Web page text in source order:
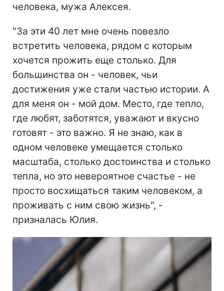
человека, мужа Алексея.
"За эти 40 лет мне очень повезло
встретить человека, рядом с которым
хочется прожить еще столько. Для
большинства он - человек, чьи
достижения уже стали частью истории. А
для меня он - мой дом. Место, где тепло,
где любят, заботятся, уважают и вкусно
готовят - это важно. Я не знаю, как в
одном человеке умещается столько
масштаба, столько достоинства и столько
тепла, но это невероятное счастье - не
просто восхищаться таким человеком, а
проживать с ним свою жизнь", -
призналась Юлия.